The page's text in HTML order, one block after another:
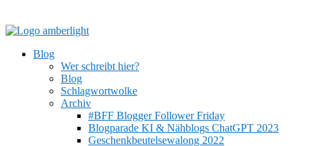
Blog
Wer schreibt hier?
Blog
Schlagwortwolke
Archiv
#BFF Blogger Follower Friday
Blogparade KI & Nähblogs ChatGPT 2023
Geschenkbeutelsewalong 2022